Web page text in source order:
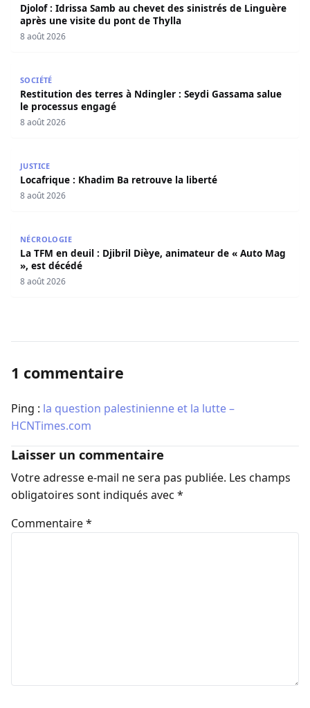
Djolof : Idrissa Samb au chevet des sinistrés de Linguère
après une visite du pont de Thylla
8 août 2026
SOCIÉTÉ
Restitution des terres à Ndingler : Seydi Gassama salue
le processus engagé
8 août 2026
JUSTICE
Locafrique : Khadim Ba retrouve la liberté
8 août 2026
NÉCROLOGIE
La TFM en deuil : Djibril Dièye, animateur de « Auto Mag
», est décédé
8 août 2026
1 commentaire
Ping : la question palestinienne et la lutte –
HCNTimes.com
Laisser un commentaire
Votre adresse e-mail ne sera pas publiée. Les champs
obligatoires sont indiqués avec *
Commentaire*